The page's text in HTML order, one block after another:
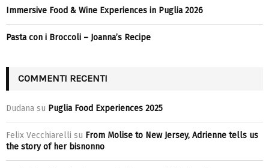
Immersive Food & Wine Experiences in Puglia 2026
Pasta con i Broccoli – Joanna’s Recipe
COMMENTI RECENTI
Dudana su Puglia Food Experiences 2025
Felix Vecchiarelli su From Molise to New Jersey, Adrienne tells us
the story of her bisnonno